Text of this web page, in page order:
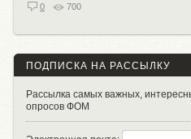
0
700
ПОДПИСКА НА РАССЫЛКУ
Рассылка самых важных,
опросов ФОМ